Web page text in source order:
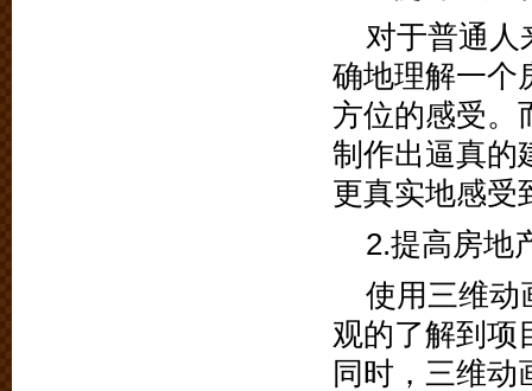
对于普通人
确地理解一个
方位的感受。
制作出逼真的
更真实地感受
2.提高房地
使用三维动
观的了解到项
同时，三维动